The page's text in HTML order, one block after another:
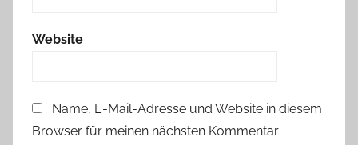
Website
Name, E-Mail-Adresse und Website in diesem
Browser für meinen nächsten Kommentar